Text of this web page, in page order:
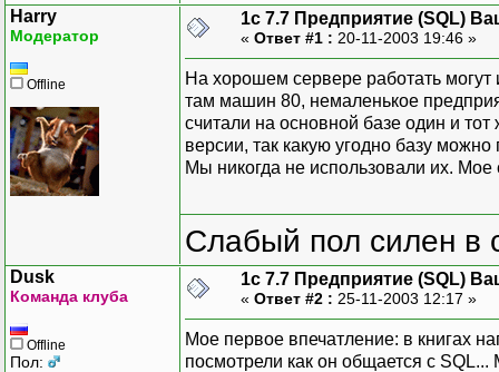
Harry
Модератор
Offline
1с 7.7 Предприятие (SQL)
« Ответ #1 : 20-11-2003 19:46 »
На хорошем сервере работать
там машин 80, немаленькое
считали на основной базе один и
версии, так какую угодно базу
Мы никогда не использовали их. Мое
Слабый пол силен в
Dusk
Команда клуба
Offline
Пол:
1с 7.7 Предприятие (SQL)
« Ответ #2 : 25-11-2003 12:17 »
Мое первое впечатление: в книгах
посмотрели как он общается с